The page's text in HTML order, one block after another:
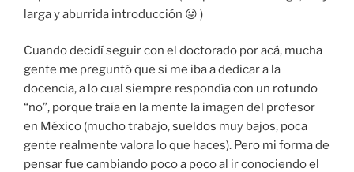
larga y aburrida introducción 😛 )
Cuando decidí seguir con el doctorado por acá, mucha
gente me preguntó que si me iba a dedicar a la
docencia, a lo cual siempre respondía con un rotundo
“no”, porque traía en la mente la imagen del profesor
en México (mucho trabajo, sueldos muy bajos, poca
gente realmente valora lo que haces). Pero mi forma de
pensar fue cambiando poco a poco al ir conociendo el